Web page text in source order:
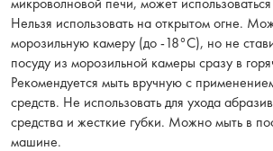
Нельзя использовать на открытом огне.
морозильную камеру (до -18°C), но не
посуду из морозильной камеры сразу в
Рекомендуется мыть вручную с
средств. Не использовать для ухода
средства и жесткие губки. Можно мыть в
машине.